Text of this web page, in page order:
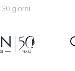
giorni